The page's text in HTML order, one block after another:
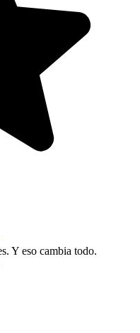
Y eso cambia todo.